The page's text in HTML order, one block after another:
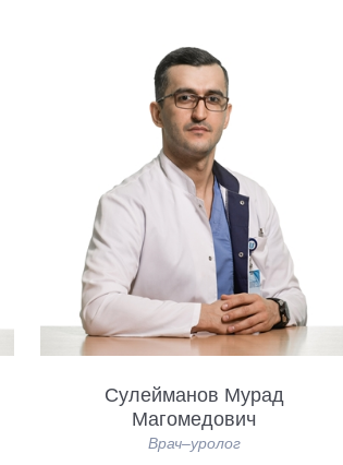
Сулейманов Мурад
Магомедович
Врач–уролог